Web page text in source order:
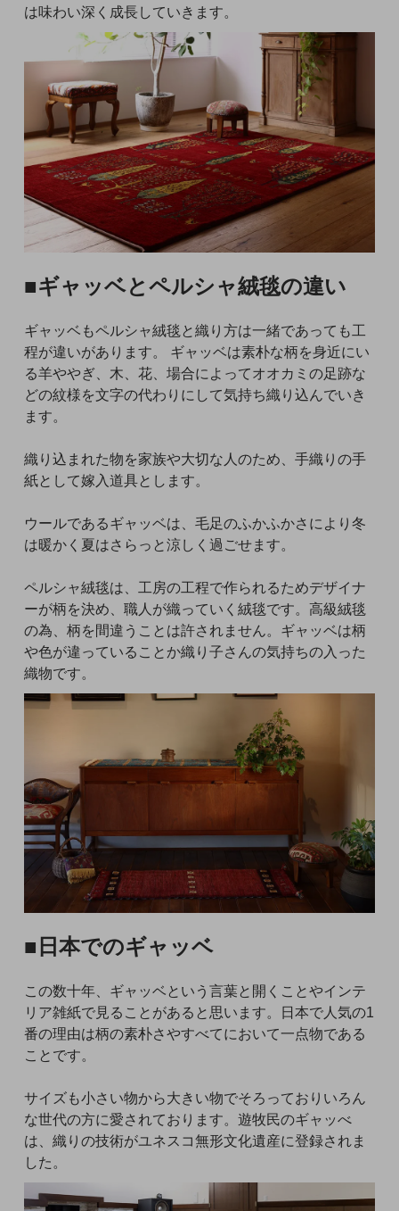
は味わい深く成長していきます。
■ギャッベとペルシャ絨毯の違い
ギャッベもペルシャ絨毯と織り方は一緒であっても工
程が違いがあります。 ギャッベは素朴な柄を身近にい
る羊ややぎ、木、花、場合によってオオカミの足跡な
どの紋様を文字の代わりにして気持ち織り込んでいき
ます。
織り込まれた物を家族や大切な人のため、手織りの手
紙として嫁入道具とします。
ウールであるギャッベは、毛足のふかふかさにより冬
は暖かく夏はさらっと涼しく過ごせます。
ペルシャ絨毯は、工房の工程で作られるためデザイナ
ーが柄を決め、職人が織っていく絨毯です。高級絨毯
の為、柄を間違うことは許されません。ギャッベは柄
や色が違っていることか織り子さんの気持ちの入った
織物です。
■日本でのギャッベ
この数十年、ギャッベという言葉と開くことやインテ
リア雑紙で見ることがあると思います。日本で人気の1
番の理由は柄の素朴さやすべてにおいて一点物である
ことです。
サイズも小さい物から大きい物でそろっておりいろん
な世代の方に愛されております。遊牧民のギャッべ
は、織りの技術がユネスコ無形文化遺産に登録されま
した。